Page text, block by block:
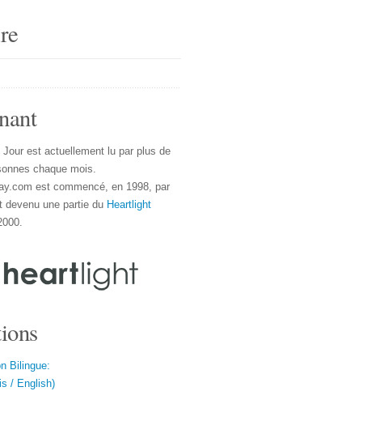
Jour est actuellement lu par plus de
chaque mois.
est commencé, en 1998, par
devenu une partie du Heartlight
Bilingue:
/ English)